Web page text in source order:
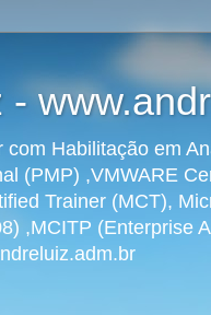
Habilitação em
(PMP) ,VMWARE
Trainer (MCT),
,MCITP (Enterprise